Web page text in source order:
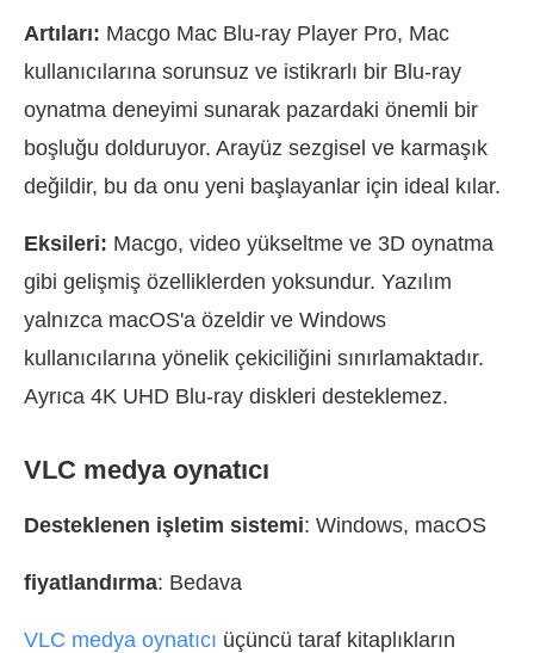
Artıları: Macgo Mac Blu-ray Player Pro, Mac
kullanıcılarına sorunsuz ve istikrarlı bir Blu-ray
oynatma deneyimi sunarak pazardaki önemli bir
boşluğu dolduruyor. Arayüz sezgisel ve karmaşık
değildir, bu da onu yeni başlayanlar için ideal kılar.
Eksileri: Macgo, video yükseltme ve 3D oynatma
gibi gelişmiş özelliklerden yoksundur. Yazılım
yalnızca macOS'a özeldir ve Windows
kullanıcılarına yönelik çekiciliğini sınırlamaktadır.
Ayrıca 4K UHD Blu-ray diskleri desteklemez.
VLC medya oynatıcı
Desteklenen işletim sistemi: Windows, macOS
fiyatlandırma: Bedava
VLC medya oynatıcı üçüncü taraf kitaplıkların